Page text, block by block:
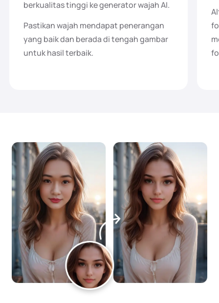
berkualitas tinggi ke generator wajah AI.
Pastikan wajah mendapat penerangan
yang baik dan berada di tengah gambar
untuk hasil terbaik.